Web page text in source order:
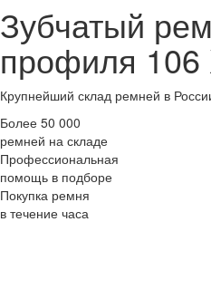
Зубчатый
профиля 106
Крупнейший склад ремней в
Более 50 000
ремней на складе
Профессиональная
помощь в подборе
Покупка ремня
в течение часа